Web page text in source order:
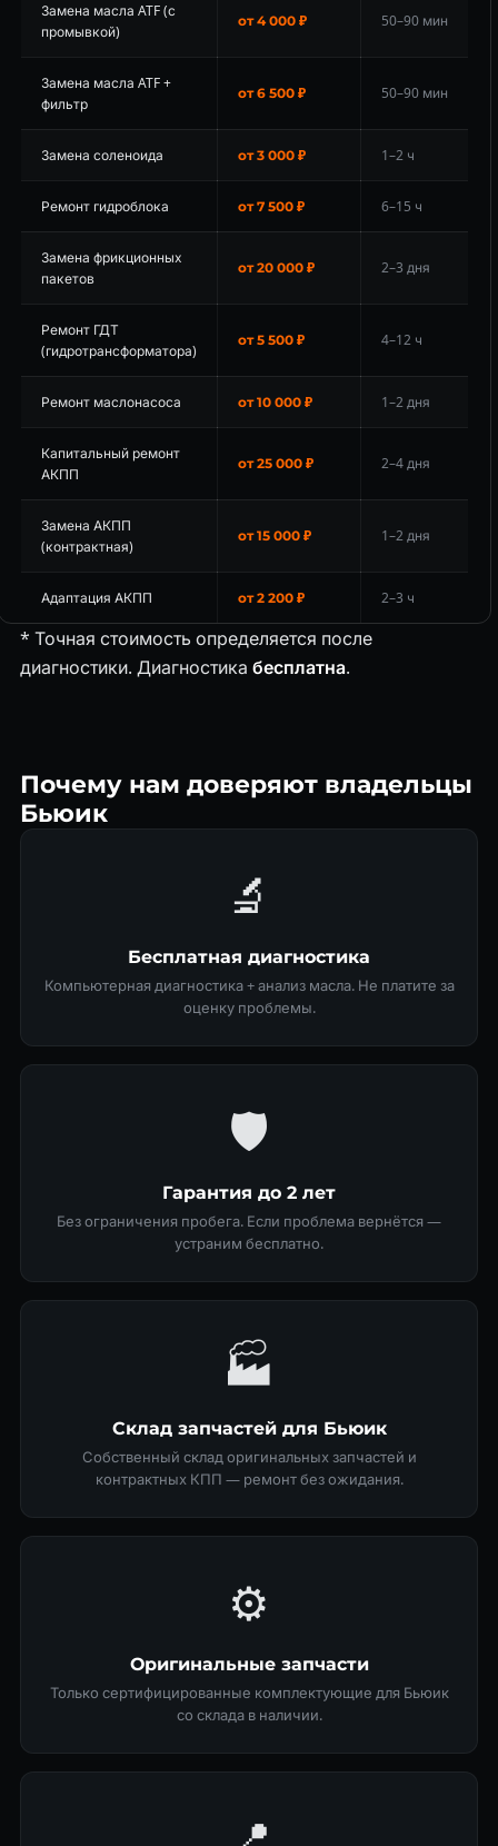
Замена масла ATF (с
промывкой)
от 4 000 ₽ 50–90 мин
Замена масла ATF +
фильтр
от 6 500 ₽ 50–90 мин
Замена соленоида от 3 000 ₽ 1–2 ч
Ремонт гидроблока от 7 500 ₽ 6–15 ч
Замена фрикционных
пакетов
от 20 000 ₽ 2–3 дня
Ремонт ГДТ
(гидротрансформатора)
от 5 500 ₽ 4–12 ч
Ремонт маслонасоса от 10 000 ₽ 1–2 дня
Капитальный ремонт
АКПП
от 25 000 ₽ 2–4 дня
Замена АКПП
(контрактная)
от 15 000 ₽ 1–2 дня
Адаптация АКПП от 2 200 ₽ 2–3 ч
* Точная стоимость определяется после
диагностики. Диагностика бесплатна.
Почему нам доверяют владельцы
Бьюик
🔬
Бесплатная диагностика
Компьютерная диагностика + анализ масла. Не платите за
оценку проблемы.
🛡
Гарантия до 2 лет
Без ограничения пробега. Если проблема вернётся —
устраним бесплатно.
🏭
Склад запчастей для Бьюик
Собственный склад оригинальных запчастей и
контрактных КПП — ремонт без ожидания.
⚙️
Оригинальные запчасти
Только сертифицированные комплектующие для Бьюик
со склада в наличии.